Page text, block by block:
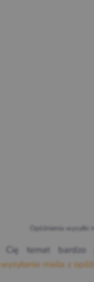
Opóźnienia
Cię temat bardzo
maila z